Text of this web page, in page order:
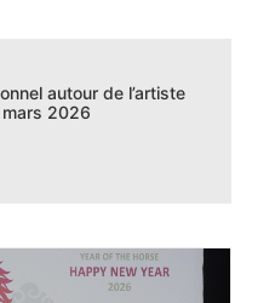
autour de l’artiste
mars 2026